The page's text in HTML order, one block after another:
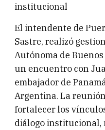
institucional
El intendente de
Sastre, realizó
Autónoma de
un encuentro con
embajador de
Argentina. La
fortalecer los
diálogo institucional,